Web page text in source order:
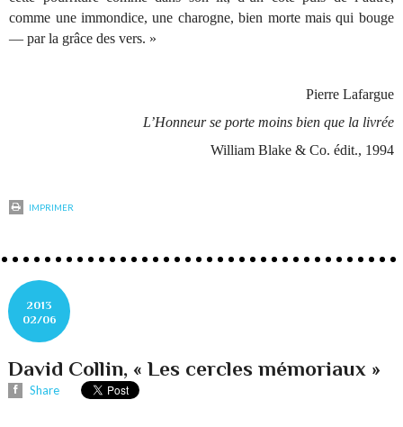
comme une immondice, une charogne, bien morte mais qui bouge
— par la grâce des vers. »
Pierre Lafargue
L’Honneur se porte moins bien que la livrée
William Blake & Co. édit., 1994
IMPRIMER
2013
02/06
David Collin, « Les cercles mémoriaux »
Share